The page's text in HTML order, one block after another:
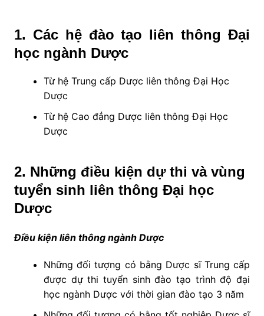
1. Các hệ đào tạo liên thông Đại
học ngành Dược
Từ hệ Trung cấp Dược liên thông Đại Học
Dược
Từ hệ Cao đẳng Dược liên thông Đại Học
Dược
2. Những điều kiện dự thi và vùng
tuyển sinh liên thông Đại học
Dược
Điều kiện liên thông ngành Dược
Những đối tượng có bằng Dược sĩ Trung cấp
được dự thi tuyển sinh đào tạo trình độ đại
học ngành Dược với thời gian đào tạo 3 năm